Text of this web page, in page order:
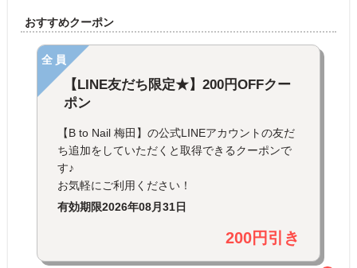
おすすめクーポン
全員
【LINE友だち限定★】200円OFFクー
ポン
【B to Nail 梅田】の公式LINEアカウントの友だ
ち追加をしていただくと取得できるクーポンで
す♪
お気軽にご利用ください！
有効期限2026年08月31日
200円引き